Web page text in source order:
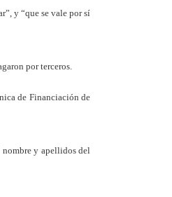
y “que se vale por sí
por terceros.
de Financiación de
nombre y apellidos del